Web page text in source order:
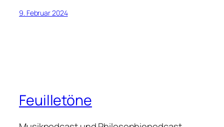
9. Februar 2024
Feuilletöne